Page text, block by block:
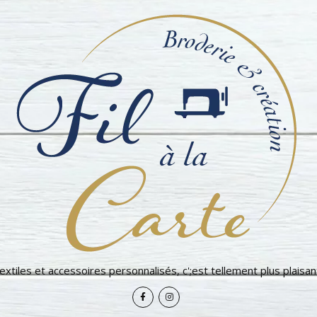
et accessoires personnalisés, c';est tellement plus